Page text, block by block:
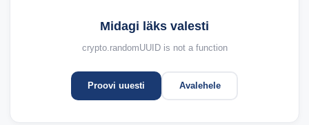
Midagi läks valesti
crypto.randomUUID is not a function
Proovi uuesti Avalehele